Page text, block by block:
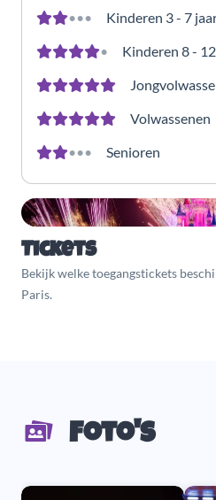
•••
Kinderen 3 - 7
•
Kinderen 8 -
Volwassenen
••• Senioren
Tickets
Bekijk welke toegangstickets
Paris.
Foto's